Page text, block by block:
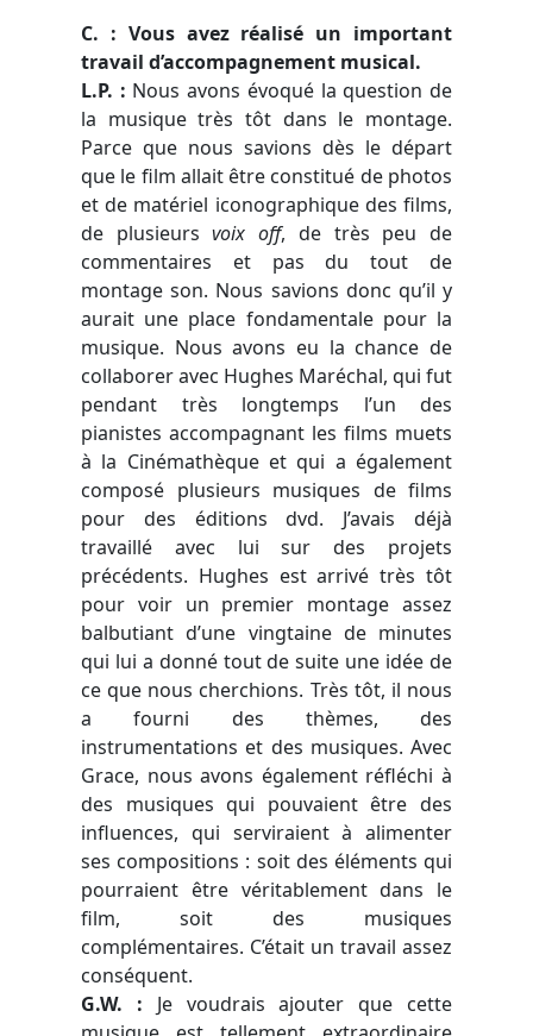
C. : Vous avez réalisé un important
travail d’accompagnement musical.
L.P. : Nous avons évoqué la question de
la musique très tôt dans le montage.
Parce que nous savions dès le départ
que le film allait être constitué de photos
et de matériel iconographique des films,
de plusieursvoix off, de très peu de
commentaires et pas du tout de
montage son. Nous savions donc qu’il y
aurait une place fondamentale pour la
musique. Nous avons eu la chance de
collaborer avec Hughes Maréchal, qui fut
pendant très longtemps l’un des
pianistes accompagnant les films muets
à la Cinémathèque et qui a également
composé plusieurs musiques de films
pour des éditions dvd. J’avais déjà
travaillé avec lui sur des projets
précédents. Hughes est arrivé très tôt
pour voir un premier montage assez
balbutiant d’une vingtaine de minutes
qui lui a donné tout de suite une idée de
ce que nous cherchions. Très tôt, il nous
a fourni des thèmes, des
instrumentations et des musiques. Avec
Grace, nous avons également réfléchi à
des musiques qui pouvaient être des
influences, qui serviraient à alimenter
ses compositions : soit des éléments qui
pourraient être véritablement dans le
film, soit des musiques
complémentaires. C’était un travail assez
conséquent.
G.W. : Je voudrais ajouter que cette